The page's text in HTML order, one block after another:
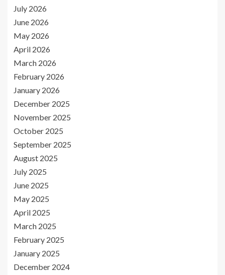
July 2026
June 2026
May 2026
April 2026
March 2026
February 2026
January 2026
December 2025
November 2025
October 2025
September 2025
August 2025
July 2025
June 2025
May 2025
April 2025
March 2025
February 2025
January 2025
December 2024